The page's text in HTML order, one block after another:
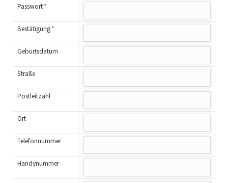
Pflichtfeld
Passwort*
Pflichtfeld
Bestätigung*
Geburtsdatum
Straße
Postleitzahl
Ort
Telefonnummer
Handynummer